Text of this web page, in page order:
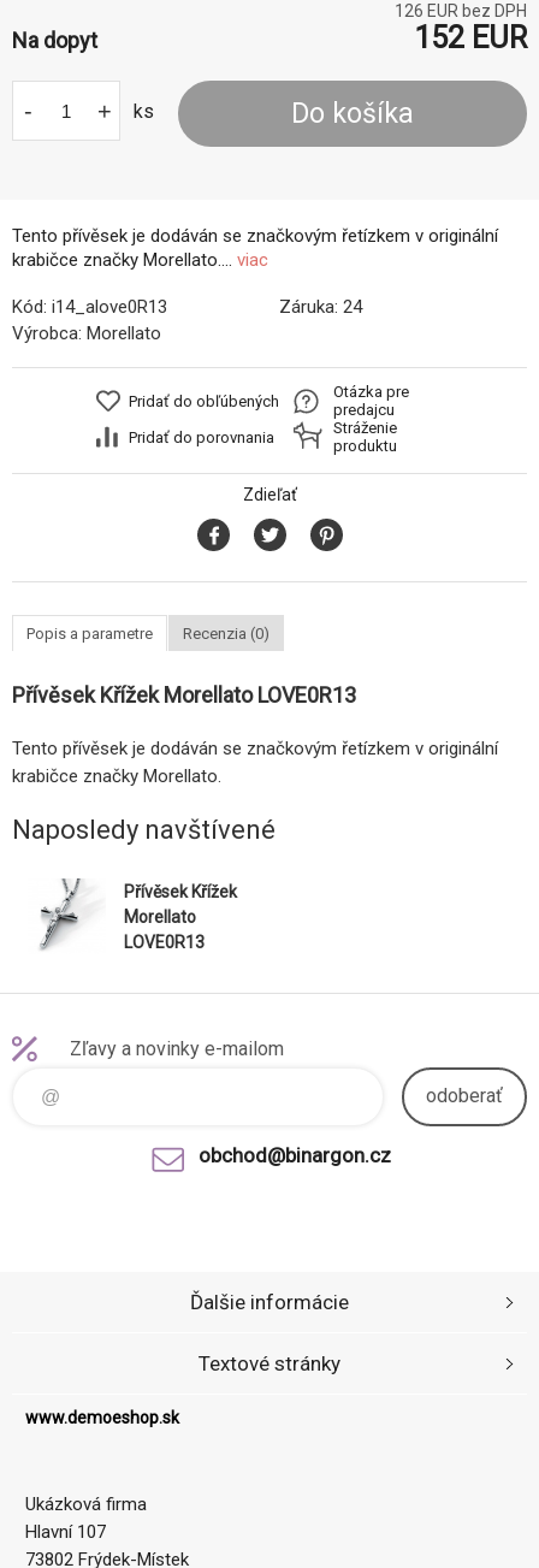
Tento přívěsek je dodáván se značkovým řetízkem v originální
krabičce značky Morellato.... viac
126 EUR bez DPH
Na dopyt 152 EUR
- + ks Do košíka
Kód: i14_alove0R13 Záruka: 24
Výrobca: Morellato
Pridať do obľúbených
Pridať do porovnania
Otázka pre
predajcu
Stráženie
produktu
Zdieľať
Popis a parametre Recenzia (0)
Přívěsek Křížek Morellato LOVE0R13
Tento přívěsek je dodáván se značkovým řetízkem v originální
krabičce značky Morellato.
Naposledy navštívené
Přívěsek Křížek
Morellato
LOVE0R13
Zľavy a novinky e-mailom
odoberať
obchod@binargon.cz
www.demoeshop.sk
Ukázková firma
Hlavní 107
73802 Frýdek-Místek
Ďalšie informácie
Textové stránky